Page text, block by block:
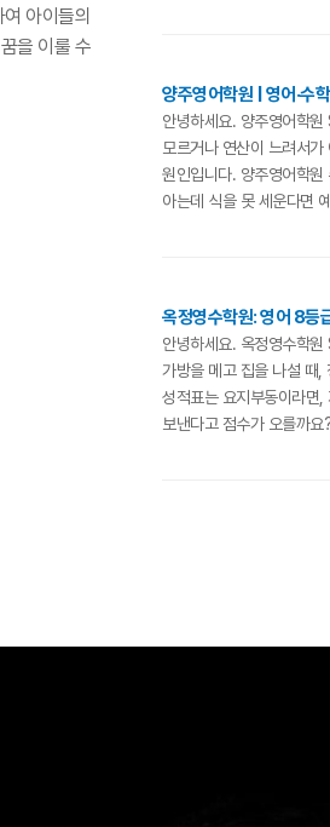
아이들의
을 이룰 수
양주영어학원 | 영어·수
안녕하세요. 양주영어학
모르거나 연산이 느려서
원인입니다. 양주영어학
아는데 식을 못 세운다면
옥정영수학원: 영어 8등
안녕하세요. 옥정영수학
가방을 메고 집을 나설 때,
성적표는 요지부동이라면
보낸다고 점수가 오를까